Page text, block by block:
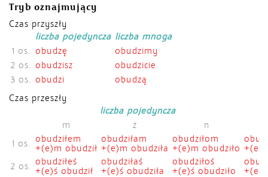
Tryb oznajmujący
Czas przyszły
liczba pojedyncza liczba mnoga
1 os. obudzę
obudzimy
2 os. obudzisz
obudzicie
3 os. obudzi
obudzą
Czas przeszły
liczba pojedyncza
m
ż
n
1 os. obudziłem
+(e)m obudził
obudziłam
+(e)m obudziła
obudziłom
+(e)m obudziło
2 os. obudziłeś
+(e)ś obudził
obudziłaś
+(e)ś obudziła
obudziłoś
+(e)ś obudziło